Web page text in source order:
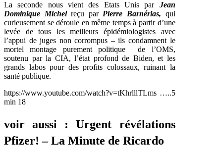
La seconde nous vient des Etats Unis par Jean
Dominique Michelreçu par Pierre Barnérias, qui
curieusement se déroule en même temps à partir d’une
levée de tous les meilleurs épidémiologistes avec
l’appui de juges non corrompus – ils condamnent le
mortel montage purement politique de l’OMS,
soutenu par la CIA, l’état profond de Biden, et les
grands labos pour des profits colossaux, ruinant la
santé publique.
https://www.youtube.com/watch?v=tKhrlllTLms …..5
min 18
voir aussi :Urgent révélations
Pfizer! – La Minute de Ricardo